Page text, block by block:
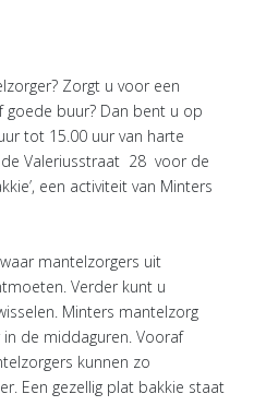
Zorgt u voor een
goede buur? Dan bent u op
tot 15.00 uur van harte
Valeriusstraat 28 voor de
een activiteit van Minters
mantelzorgers uit
Verder kunt u
Minters mantelzorg
de middaguren. Vooraf
kunnen zo
Een gezellig plat bakkie staat